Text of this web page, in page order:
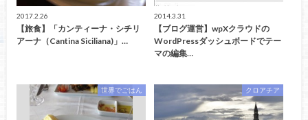
2017.2.26
【旅食】「カンティーナ・シチリ
アーナ（Cantina Siciliana)」…
2014.3.31
【ブログ運営】wpXクラウドの
WordPressダッシュボードでテー
マの編集…
世界でごはん クロアチア